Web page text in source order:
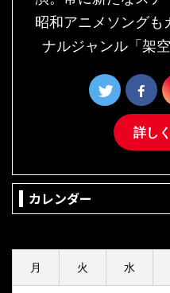
昭和アニメソングも
ナルジャンル「架
詳し
カレンダー
月 火 水